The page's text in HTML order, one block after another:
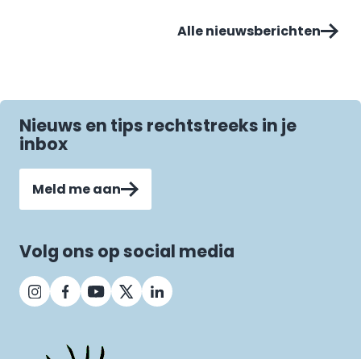
Alle nieuwsberichten
Nieuws en tips rechtstreeks in je
inbox
Meld me aan
Volg ons op social media